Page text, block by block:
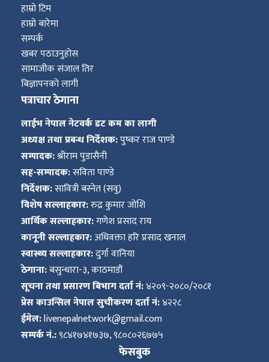
हाम्रो टिम
हाम्रो बारेमा
सम्पर्क
खबर पठाउनुहोस
सामाजीक संजाल तिर
बिज्ञापनको लागी
पत्राचार ठेगाना
लाईभ नेपाल नेटवर्क डट कम का लागी
अध्यक्ष तथा प्रबन्ध निर्देशक:पुष्कर राज पाण्डे
सम्पादक:श्रीराम पुडासैनी
सह-सम्पादक:सविता पाण्डे
निर्देशक:सावित्री बस्नेत (सवु)
विशेष सल्लाहकार:रुद्र कुमार जोशि
आर्थिक सल्लाहकार:गणेश प्रसाद राय
कानूनी सल्लाहकार:अधिवक्ता हरि प्रसाद खनाल
स्वास्थ्य सल्लाहकार:दुर्गा वानिया
ठेगाना:बसुन्धारा-३, काठमाडौं
सूचना तथा प्रसारण बिभाग दर्ता नं:४२०९-२०८०/२०८१
प्रेस काउन्सिल नेपाल सुचीकरण दर्ता नं:४२२८
ईमेल:livenepalnetwork@gmail.com
सम्पर्क नं.:९८४१७४१७३७, ९८०८०२६७७५
फेसबुक